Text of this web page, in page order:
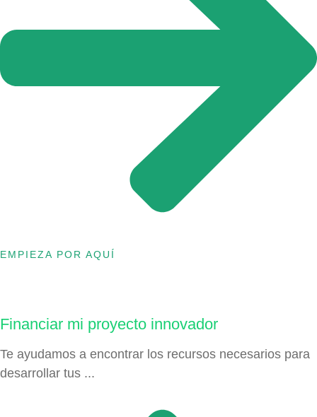
EMPIEZA POR AQUÍ
Financiar mi proyecto innovador
Te ayudamos a encontrar los recursos necesarios para
desarrollar tus ...